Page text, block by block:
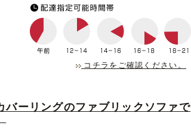
コチラをご確認ください。
ーリングのファブリックソファで